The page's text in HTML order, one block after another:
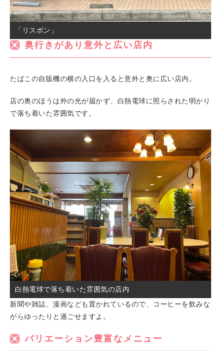
「リスボン」
奥行きがあり意外と広い店内
たばこの自販機の横の入口を入ると意外と奥に広い店内。
店の奥のほうは外の光が届かず、白熱電球に照らされた明かり
で落ち着いた雰囲気です。
白熱電球で落ち着いた雰囲気の店内
新聞や雑誌、漫画なども置かれているので、コーヒーを飲みな
がらゆったりと過ごせますよ。
バリエーション豊富なメニュー